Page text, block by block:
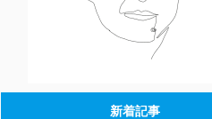
新着記事